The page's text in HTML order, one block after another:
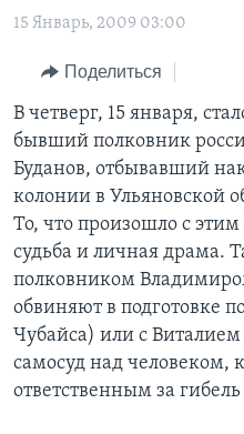
основной
навигации
Перейти
поиск
ИТОГИ
ПОЧЕМУ ЭТО ВАЖНО?
ДИСКУССИЯ VOA
НЬЮ-ЙОРК NEW YORK
АМЕРИКА. БОЛЬШОЕ
НАША АМЕРИКАНСКАЯ
А КАК В АМЕРИКЕ?
АРТЕФАКТЫ
АМЕРИКАНСКИЕ ГОРОДКИ
ТЕСТЫ
ИНТЕРВЬЮ
ФАКТЫ ПРОТИВ ФЕЙКОВ
ЗА СВОБОДУ ПРЕССЫ
УЧИМ АНГЛИЙСКИЙ
ВИДЕО
ПОДПИСКА НА НОВОСТИ
Learning English
15 Январь, 2009 03:00
Поделиться
В четверг, 15 января,
бывший полковник
Буданов, отбывавший
колонии в Ульяновской
То, что произошло с
судьба и личная драма.
полковником
обвиняют в подготовке
Чубайса) или с
самосуд над человеком,
ответственным за